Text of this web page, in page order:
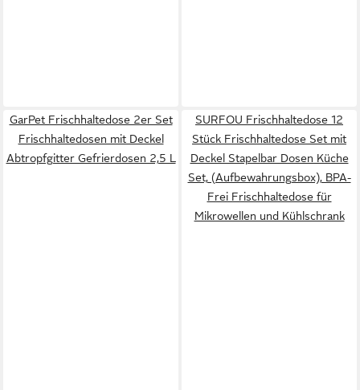
GarPet Frischhaltedose 2er Set
Frischhaltedosen mit Deckel
Abtropfgitter Gefrierdosen 2,5 L
SURFOU Frischhaltedose 12
Stück Frischhaltedose Set mit
Deckel Stapelbar Dosen Küche
Set, (Aufbewahrungsbox), BPA-
Frei Frischhaltedose für
Mikrowellen und Kühlschrank